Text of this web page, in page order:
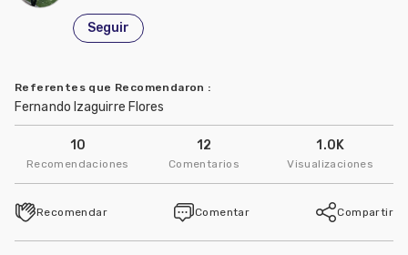
Seguir
Referentes que Recomendaron :
Fernando Izaguirre Flores
10
Recomendaciones
12
Comentarios
1.0K
Visualizaciones
Recomendar Comentar Compartir